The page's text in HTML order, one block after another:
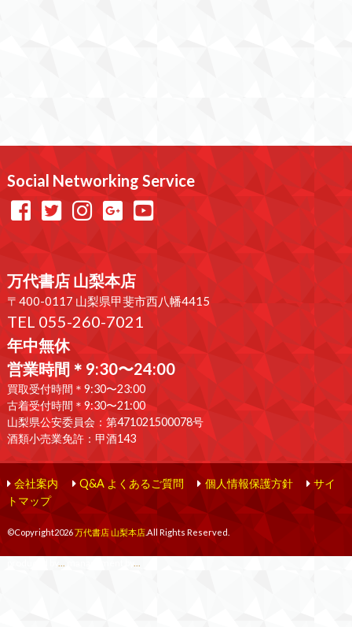
Social Networking Service
万代書店 山梨本店
〒400-0117 山梨県甲斐市西八幡4415
TEL 055-260-7021
年中無休
営業時間＊9:30〜24:00
買取受付時間＊9:30〜23:00
古着受付時間＊9:30〜21:00
山梨県公安委員会：第471021500078号
酒類小売業免許：甲酒143
会社案内 Q&A よくあるご質問 個人情報保護方針
サイ
トマップ
©Copyright2026万代書店 山梨本店.All Rights Reserved.
... ...